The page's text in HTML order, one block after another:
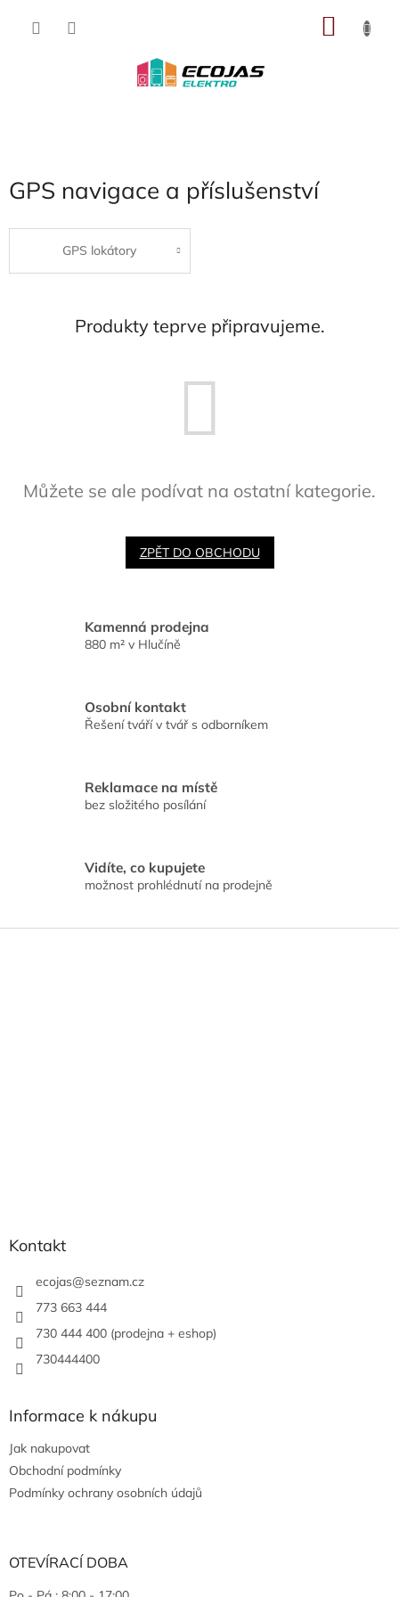
GPS navigace a příslušenství
GPS lokátory
Produkty teprve připravujeme.
Můžete se ale podívat na ostatní kategorie.
ZPĚT DO OBCHODU
Kamenná prodejna
880 m² v Hlučíně
Osobní kontakt
Řešení tváří v tvář s odborníkem
Reklamace na místě
bez složitého posílání
Vidíte, co kupujete
možnost prohlédnutí na prodejně
Z
Kontakt
ecojas@seznam.cz
773 663 444
730 444 400 (prodejna + eshop)
730444400
Informace k nákupu
Jak nakupovat
Obchodní podmínky
Podmínky ochrany osobních údajů
OTEVÍRACÍ DOBA